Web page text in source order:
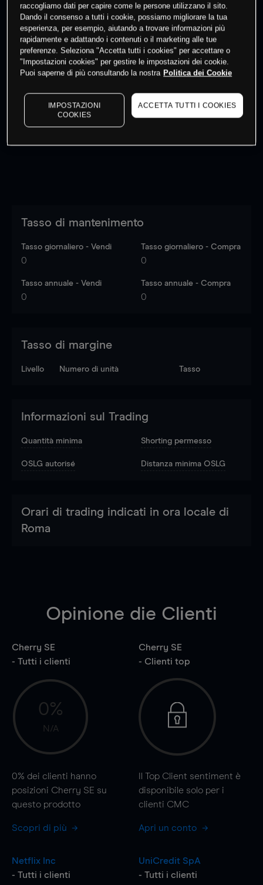
Fai trading
I prezzi sono solo indicativi. Accediper vedere gli ultimi
dati di mercato
to see latest market data
Tasso di mantenimento
Tasso giornaliero - Vendi
0
Tasso giornaliero - Compra
0
Tasso annuale - Vendi
0
Tasso annuale - Compra
0
Tasso di margine
Livello Numero di unità Tasso
Informazioni sul Trading
Quantità minima Shorting permesso
OSLG autorisé Distanza minima OSLG
Orari di trading indicati in ora locale di
Roma
Opinione die Clienti
Cherry SE
- Tutti i clienti
0%
N/A
0% dei clienti hanno
posizioni Cherry SE su
questo prodotto
Scopri di più
Cherry SE
- Clienti top
Il Top Client sentiment è
disponibile solo per i
clienti CMC
Apri un conto
Netflix Inc
- Tutti i clienti
UniCredit SpA
- Tutti i clienti
raccogliamo dati per capire come le persone utilizzano il sito.
Dando il consenso a tutti i cookie, possiamo migliorare la tua
esperienza, per esempio, aiutando a trovare informazioni più
rapidamente e adattando i contenuti o il marketing alle tue
preferenze. Seleziona "Accetta tutti i cookies" per accettare o
"Impostazioni cookies" per gestire le impostazioni dei cookie.
Puoi saperne di più consultando la nostra Politica dei Cookie
IMPOSTAZIONI
COOKIES
ACCETTA TUTTI I COOKIES